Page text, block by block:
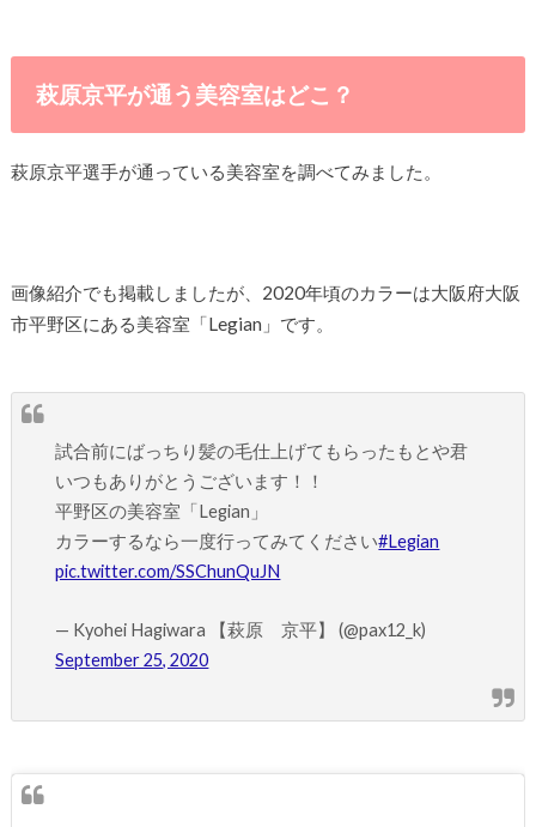
萩原京平が通う美容室はどこ？
萩原京平選手が通っている美容室を調べてみました。
画像紹介でも掲載しましたが、2020年頃のカラーは大阪府大阪
市平野区にある美容室「Legian」です。
試合前にばっちり髪の毛仕上げてもらったもとや君
いつもありがとうございます！！
平野区の美容室「Legian」
カラーするなら一度行ってみてください#Legian
pic.twitter.com/SSChunQuJN
— Kyohei Hagiwara 【萩原 京平】 (@pax12_k)
September 25, 2020